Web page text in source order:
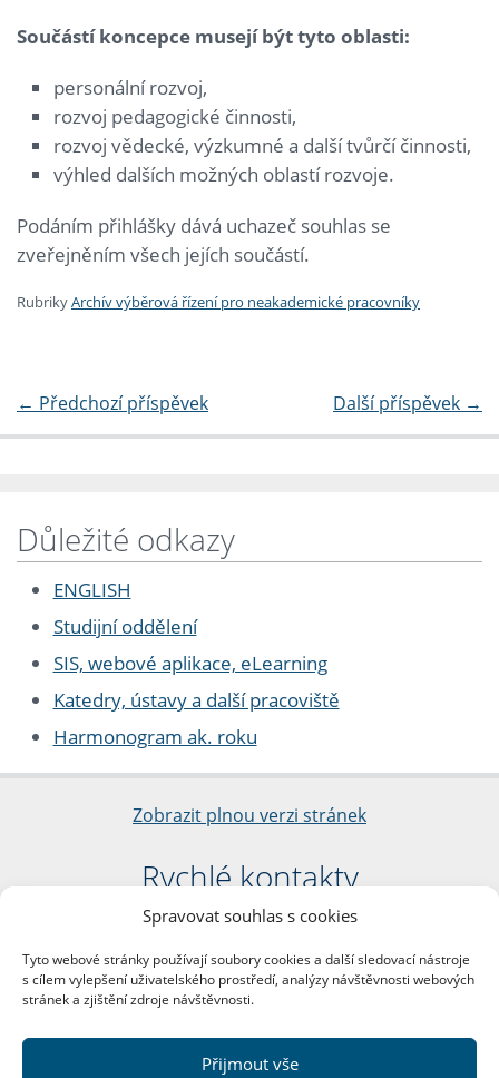
Spravovat souhlas s cookies
Tyto webové stránky používají soubory cookies a další sledovací nástroje
s cílem vylepšení uživatelského prostředí, analýzy návštěvnosti webových
stránek a zjištění zdroje návštěvnosti.
Přijmout vše
Součástí koncepce musejí být tyto oblasti:
personální rozvoj,
rozvoj pedagogické činnosti,
rozvoj vědecké, výzkumné a další tvůrčí činnosti,
výhled dalších možných oblastí rozvoje.
Podáním přihlášky dává uchazeč souhlas se
zveřejněním všech jejích součástí.
RubrikyArchív výběrová řízení pro neakademické pracovníky
← Předchozí příspěvek Další příspěvek →
Důležité odkazy
ENGLISH
Studijní oddělení
SIS, webové aplikace, eLearning
Katedry, ústavy a další pracoviště
Harmonogram ak. roku
Zobrazit plnou verzi stránek
Rychlé kontakty
Filozofická fakulta
nám. Jana Palacha 1/2
116 38 Praha 1
DIČ: CZ00216208